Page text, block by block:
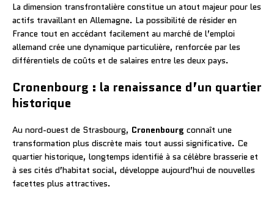
La dimension transfrontalière constitue un atout majeur pour les
actifs travaillant en Allemagne. La possibilité de résider en
France tout en accédant facilement au marché de l’emploi
allemand crée une dynamique particulière, renforcée par les
différentiels de coûts et de salaires entre les deux pays.
Cronenbourg : la renaissance d’un quartier
historique
Au nord-ouest de Strasbourg, Cronenbourg connaît une
transformation plus discrète mais tout aussi significative. Ce
quartier historique, longtemps identifié à sa célèbre brasserie et
à ses cités d’habitat social, développe aujourd’hui de nouvelles
facettes plus attractives.